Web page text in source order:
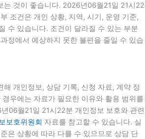
는 것이 좋습니다. 2026년06월21일 21시22
조건은 개인 상황, 지역, 시기, 운영 기준,
수 있습니다. 조건이 달라질 수 있는 부분
정에서 예상하지 못한 불편을 줄일 수 있습
해 개인정보, 상담 기록, 신청 자료, 계약 정
우에는 자료가 필요한 이유와 활용 범위를
06월21일 21시22분 개인정보 보호와 관련
보호위원회 자료를 참고할 수 있습니다. 실
은 상황에 따라 다를 수 있으므로 상담 단